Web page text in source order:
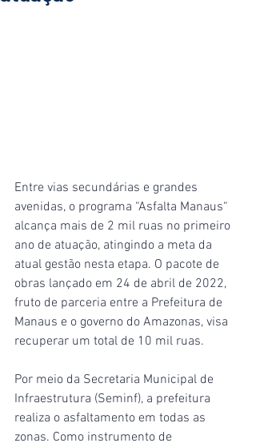
Entre vias secundárias e grandes
avenidas, o programa “Asfalta Manaus“
alcança mais de 2 mil ruas no primeiro
ano de atuação, atingindo a meta da
atual gestão nesta etapa. O pacote de
obras lançado em 24 de abril de 2022,
fruto de parceria entre a Prefeitura de
Manaus e o governo do Amazonas, visa
recuperar um total de 10 mil ruas.
Por meio da Secretaria Municipal de
Infraestrutura (Seminf), a prefeitura
realiza o asfaltamento em todas as
zonas. Como instrumento de